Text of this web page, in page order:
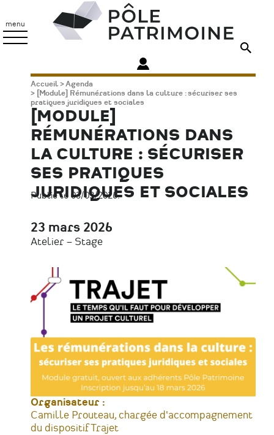
contenu
principal
menu
Patrimoine
Fil
d'Ariane
Accueil
Agenda
[Module] Rémunérations dans la culture : sécuriser ses
pratiques juridiques et sociales
[MODULE]
RÉMUNÉRATIONS DANS
LA CULTURE : SÉCURISER
SES PRATIQUES
JURIDIQUES ET SOCIALES
Publié le 03/03/2026.
Date
23 mars 2026
d'évènement
Atelier – Stage
Organisateur :
Camille Prouteau, chargée d'accompagnement
du dispositif Trajet